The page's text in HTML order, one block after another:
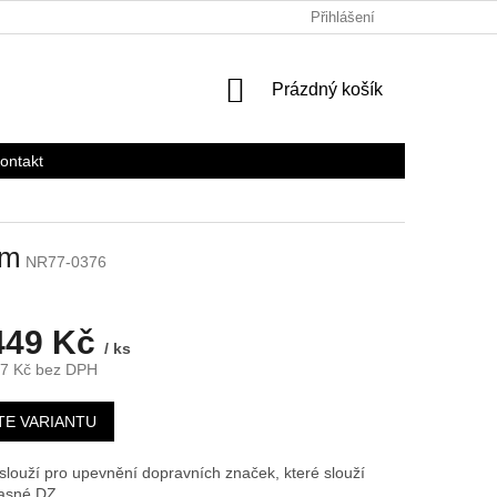
Přihlášení
NÁKUPNÍ
Prázdný košík
NR77-0376
Kč / ks
Kčbez DPH
VARIANTU
pro upevnění dopravních značek, které slouží